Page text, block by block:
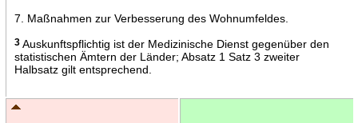
7. Maßnahmen zur Verbesserung des Wohnumfeldes.
3Auskunftspflichtig ist der Medizinische Dienst gegenüber den
statistischen Ämtern der Länder; Absatz 1 Satz 3 zweiter
Halbsatz gilt entsprechend.